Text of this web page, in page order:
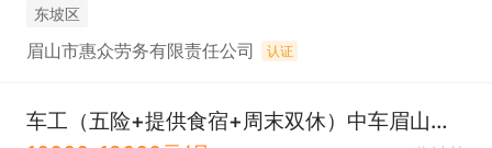
东坡区
眉山市惠众劳务有限责任公司 认证
车工（五险+提供食宿+周末双休）中车眉山车辆厂